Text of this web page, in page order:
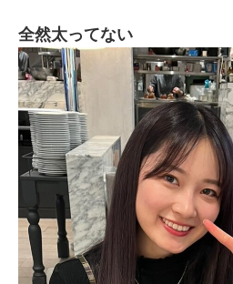
全然太ってない